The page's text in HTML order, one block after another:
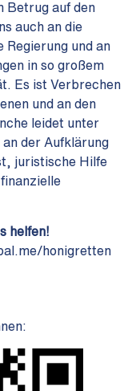
Betrug auf den
auch an die
Regierung und an
in so großem
Es ist Verbrechen
und an den
leidet unter
der Aufklärung
juristische Hilfe
helfen!
honigretten